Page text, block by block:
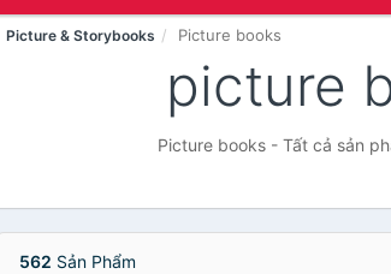
Picture & Storybooks Picture books
picture
Picture books - Tất cả sản
562 Sản Phẩm